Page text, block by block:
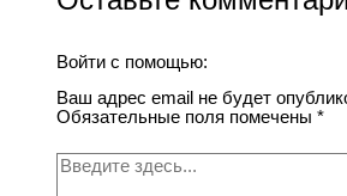
Войти с помощью:
Ваш адрес email не будет
Обязательные поля помечены*
Введите
здесь...